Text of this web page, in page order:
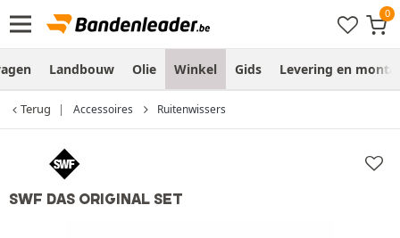
Landbouw Olie Winkel Gids Levering en
Terug Accessoires Ruitenwissers
SWF DAS ORIGINAL SET